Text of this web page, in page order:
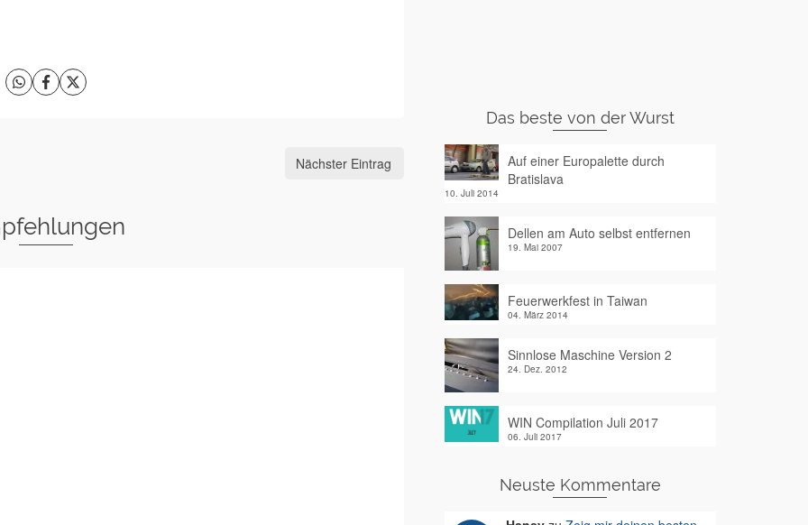
Nächster Eintrag
Das beste von der Wurst
Auf einer Europalette durch
Bratislava
10. Juli 2014
Dellen am Auto selbst entfernen
19. Mai 2007
Feuerwerkfest in Taiwan
04. März 2014
Sinnlose Maschine Version 2
24. Dez. 2012
WIN Compilation Juli 2017
06. Juli 2017
Neuste Kommentare